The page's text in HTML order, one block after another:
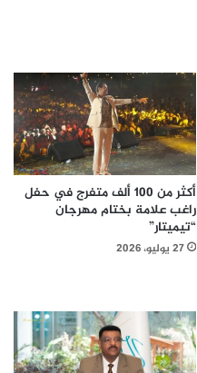
أكثر من 100 ألف متفرج في حفل
راغب علامة بختام مهرجان
“تيميتار”
27 يوليو، 2026